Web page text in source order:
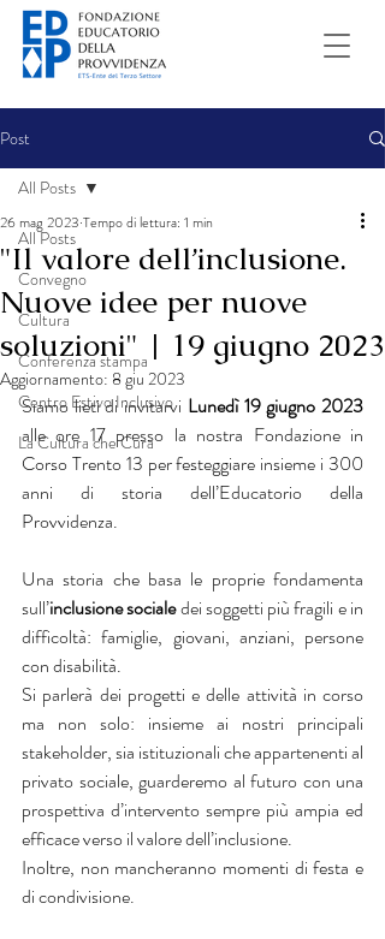
Post
All Posts
Convegno
Cultura
Conferenza stampa
Centro Estivo Inclusivo
La Cultura che Cura
All Posts
"Il valore dell’inclusione.
Nuove idee per nuove
soluzioni" | 19 giugno 2023
26 mag 2023 Tempo di lettura: 1 min
Aggiornamento: 8 giu 2023
Siamo lieti di invitarvi Lunedì 19 giugno 2023
alle ore 17 presso la nostra Fondazione in
Corso Trento 13 per festeggiare insieme i 300
anni di storia dell’Educatorio della
Provvidenza.
Una storia che basa le proprie fondamenta
sull’inclusione sociale dei soggetti più fragili e in
difficoltà: famiglie, giovani, anziani, persone
con disabilità.
Si parlerà dei progetti e delle attività in corso
ma non solo: insieme ai nostri principali
stakeholder, sia istituzionali che appartenenti al
privato sociale, guarderemo al futuro con una
prospettiva d’intervento sempre più ampia ed
efficace verso il valore dell’inclusione.
Inoltre, non mancheranno momenti di festa e
di condivisione.